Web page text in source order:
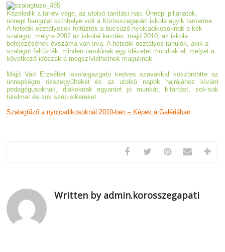
Közeledik a tanév vége, az utolsó tanítási nap. Ünnepi pillanatok,
ünnepi hangulat színhelye volt a Körösszegapáti iskola egyik tanterme.
A hetedik osztályosok feltűzték a búcsúzó nyolcadikosoknak a kék
szalagot, melyre 2002 az iskolai kezdés, majd 2010, az iskola
befejezésének évszáma van írva. A hetedik osztályos tanulók, akik a
szalagot feltűzték, minden tanulónak egy idézetet mondtak el, melyet a
következő időszakra megszívlelhetnek maguknak.
Majd Vad Erzsébet iskolaigazgató kedves szavakkal köszöntötte az
ünnepségre összegyűlteket és az utolsó napok hajrájához kívánt
pedagógusoknak, diákoknak egyaránt jó munkát, kitartást, sok-sok
türelmet és sok szép sikereket.
Szalagtűző a nyolcadikosoknál 2010-ben – Képek a Galériában
Written by admin.korosszegapati